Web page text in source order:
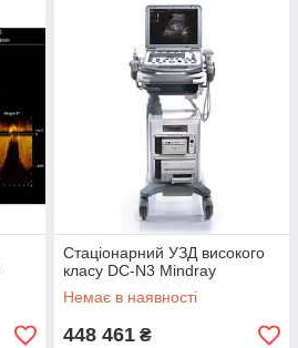
Стаціонарний УЗД високого
класу DC-N3 Mindray
Немає в наявності
448 461 ₴